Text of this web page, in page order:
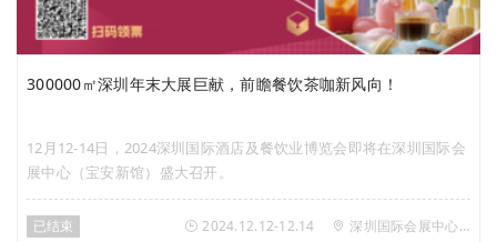
300000㎡深圳年末大展巨献，前瞻餐饮茶咖新风向！
12月12-14日，2024深圳国际酒店及餐饮业博览会即将在深圳国际会
展中心（宝安新馆）盛大召开。
已结束 2024.12.12-12.14 深圳国际会展中心（宝安新馆）